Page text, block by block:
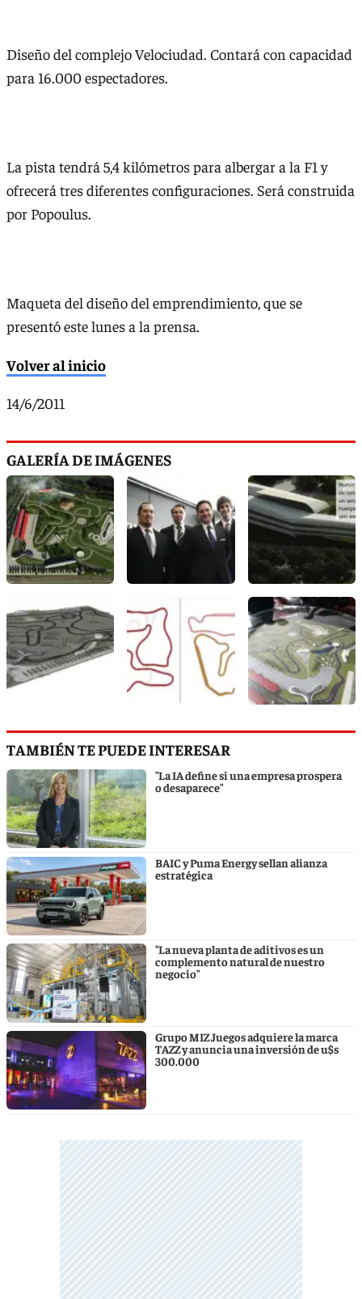
Diseño del complejo Velociudad. Contará con capacidad
para 16.000 espectadores.
La pista tendrá 5,4 kilómetros para albergar a la F1 y
ofrecerá tres diferentes configuraciones. Será construida
por Popoulus.
Maqueta del diseño del emprendimiento, que se
presentó este lunes a la prensa.
Volver al inicio
14/6/2011
GALERÍA DE IMÁGENES
TAMBIÉN TE PUEDE INTERESAR
"La IA define si una empresa prospera
o desaparece"
BAIC y Puma Energy sellan alianza
estratégica
"La nueva planta de aditivos es un
complemento natural de nuestro
negocio"
Grupo MIZ Juegos adquiere la marca
TAZZ y anuncia una inversión de u$s
300.000